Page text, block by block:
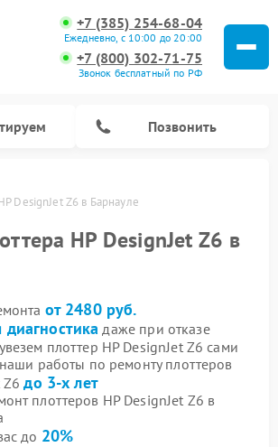
+7 (385) 254-68-04
Ежедневно, с 10:00 до 20:00
+7 (800) 302-71-75
Звонок бесплатный по РФ
Позвонить
DesignJet Z6 в Барнауле
HP DesignJet Z6 в
от 2480 руб.
диагностика даже при отказе
плоттер HP DesignJet Z6 сами
работы по ремонту плоттеров
Z6до 3-х лет
плоттеров HP DesignJet Z6 в
до 20%